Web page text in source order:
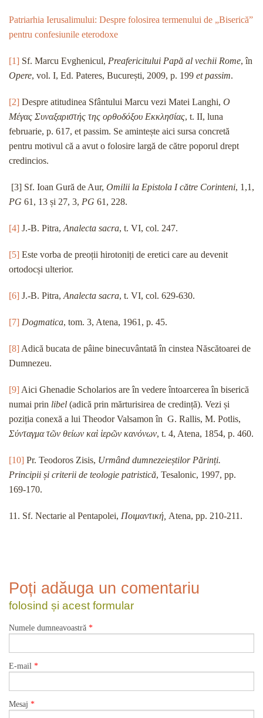
Patriarhia Ierusalimului: Despre folosirea termenului de „Biserică”
pentru confesiunile eterodoxe
[1] Sf. Marcu Evghenicul, Preafericitului Papă al vechii Rome, în
Opere, vol. I, Ed. Pateres, București, 2009, p. 199 et passim.
[2] Despre atitudinea Sfântului Marcu vezi Matei Langhi, Ο
Μέγας Συναξαριστής της ορθοδόξου Εκκλησίας, t. II, luna
februarie, p. 617, et passim. Se amintește aici sursa concretă
pentru motivul că a avut o folosire largă de către poporul drept
credincios.
[3] Sf. Ioan Gură de Aur, Omilii la Epistola I către Corinteni, 1,1,
PG 61, 13 și 27, 3, PG 61, 228.
[4] J.-B. Pitra, Analecta sacra, t. VI, col. 247.
[5] Este vorba de preoții hirotoniți de eretici care au devenit
ortodocși ulterior.
[6] J.-B. Pitra, Analecta sacra, t. VI, col. 629-630.
[7] Dogmatica, tom. 3, Atena, 1961, p. 45.
[8] Adică bucata de pâine binecuvântată în cinstea Născătoarei de
Dumnezeu.
[9] Aici Ghenadie Scholarios are în vedere întoarcerea în biserică
numai prin libel (adică prin mărturisirea de credință). Vezi și
poziția conexă a lui Theodor Valsamon în G. Rallis, M. Potlis,
Σύνταγμα τῶν θείων καὶ ἱερῶν κανόνων, t. 4, Atena, 1854, p. 460.
[10] Pr. Teodoros Zisis, Urmând dumnezeieștilor Părinți.
Principii și criterii de teologie patristică, Tesalonic, 1997, pp.
169-170.
11. Sf. Nectarie al Pentapolei, Ποιμαντική, Atena, pp. 210-211.
Poți adăuga un comentariu
folosind și acest formular
Numele dumneavoastră *
E-mail *
Mesaj *